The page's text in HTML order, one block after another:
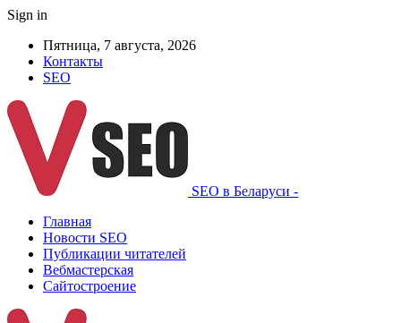
Sign in
Пятница, 7 августа, 2026
Контакты
SEO
SEO в Беларуси -
Главная
Новости SEO
Публикации читателей
Вебмастерская
Сайтостроение